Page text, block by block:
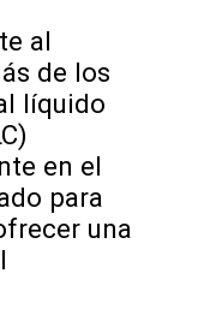
al
de los
líquido
en el
para
una